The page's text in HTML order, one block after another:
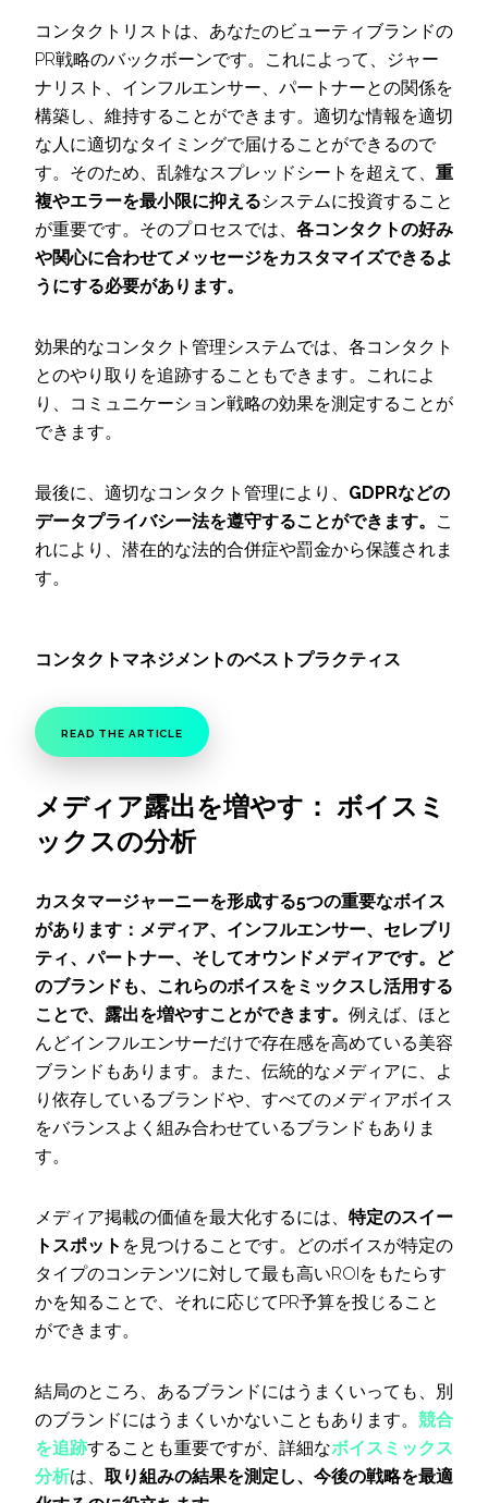
コンタクトリストは、あなたのビューティブランドの
PR戦略のバックボーンです。これによって、ジャー
ナリスト、インフルエンサー、パートナーとの関係を
構築し、維持することができます。適切な情報を適切
な人に適切なタイミングで届けることができるので
す。そのため、乱雑なスプレッドシートを超えて、 重
複やエラーを最小限に抑えるシステムに投資すること
が重要です。そのプロセスでは、 各コンタクトの好み
や関心に合わせてメッセージをカスタマイズできるよ
うにする必要があります。
効果的なコンタクト管理システムでは、各コンタクト
とのやり取りを追跡することもできます。これによ
り、コミュニケーション戦略の効果を測定することが
できます。
最後に、適切なコンタクト管理により、 GDPRなどの
データプライバシー法を遵守することができます。
こ
れにより、潜在的な法的合併症や罰金から保護されま
す。
コンタクトマネジメントのベストプラクティス
READ THE ARTICLE
メディア露出を増やす： ボイスミ
ックスの分析
カスタマージャーニーを形成する5つの重要なボイス
があります：メディア、インフルエンサー、セレブリ
ティ、パートナー、そしてオウンドメディアです。ど
のブランドも、これらのボイスをミックスし活用する
ことで、露出を増やすことができます。 例えば、ほと
んどインフルエンサーだけで存在感を高めている美容
ブランドもあります。また、伝統的なメディアに、よ
り依存しているブランドや、すべてのメディアボイス
をバランスよく組み合わせているブランドもありま
す。
メディア掲載の価値を最大化するには、 特定のスイー
トスポット を見つけることです。どのボイスが特定の
タイプのコンテンツに対して最も高いROIをもたらす
かを知ることで、それに応じてPR予算を投じること
ができます。
結局のところ、あるブランドにはうまくいっても、別
のブランドにはうまくいかないこともあります。 競合
を追跡することも重要ですが、詳細なボイスミックス
分析は、 取り組みの結果を測定し、今後の戦略を最適